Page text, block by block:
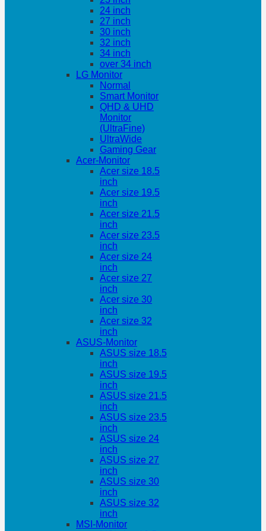
24 inch
27 inch
30 inch
32 inch
34 inch
over 34 inch
LG Monitor
Normal
Smart Monitor
QHD & UHD
Monitor
(UltraFine)
UltraWide
Gaming Gear
Acer-Monitor
Acer size 18.5
inch
Acer size 19.5
inch
Acer size 21.5
inch
Acer size 23.5
inch
Acer size 24
inch
Acer size 27
inch
Acer size 30
inch
Acer size 32
inch
ASUS-Monitor
ASUS size 18.5
inch
ASUS size 19.5
inch
ASUS size 21.5
inch
ASUS size 23.5
inch
ASUS size 24
inch
ASUS size 27
inch
ASUS size 30
inch
ASUS size 32
inch
MSI-Monitor